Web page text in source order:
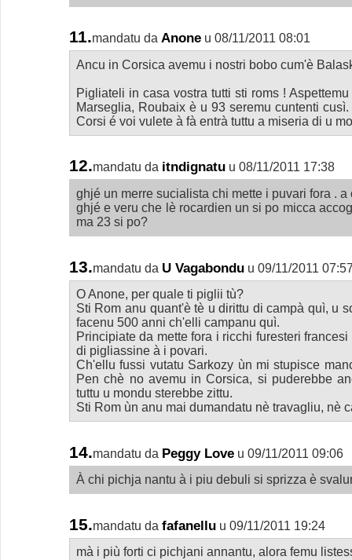
11.mandatu da Anone u 08/11/2011 08:01
Ancu in Corsica avemu i nostri bobo cum'è
Pigliateli in casa vostra tutti sti roms !
Marseglia, Roubaix è u 93 seremu cuntenti
Corsi é voi vulete à fà entrà tuttu a miseria di u
12.mandatu da itndignatu u 08/11/2011 17:38
ghjé un merre sucialista chi mette i puvari fora . a
ghjé e veru che lè rocardien un si po micca
ma 23 si po?
13.mandatu da U Vagabondu u 09/11/2011
O Anone, per quale ti piglii tù?
Sti Rom anu quant'è tè u dirittu di campà quì, u
facenu 500 anni ch'elli campanu quì.
Principiate da mette fora i ricchi furesteri
di pigliassine à i povari.
Ch'ellu fussi vutatu Sarkozy ùn mi stupisce
Pen chè no avemu in Corsica, si puderebbe
tuttu u mondu sterebbe zittu.
Sti Rom ùn anu mai dumandatu nè travagliu, nè
14.mandatu da Peggy Love u 09/11/2011 09:06
À chi pichja nantu à i piu debuli si sprizza è
15.mandatu da fafanellu u 09/11/2011 19:24
mà i più forti ci pichjani annantu, alora femu